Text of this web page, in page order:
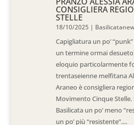
CONSIGLIERA
STELLE
18/10/2025 |
Capigliatura un po’
un termine ormai
eloquio particolarmente
trentaseienne melfitana
Araneo è consigliera
Movimento Cinque Stelle.
Basilicata un po’ meno
un po’ più “resistente”....